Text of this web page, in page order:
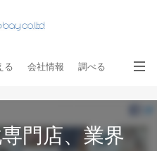
る 会社情報 調べる
門店、業界